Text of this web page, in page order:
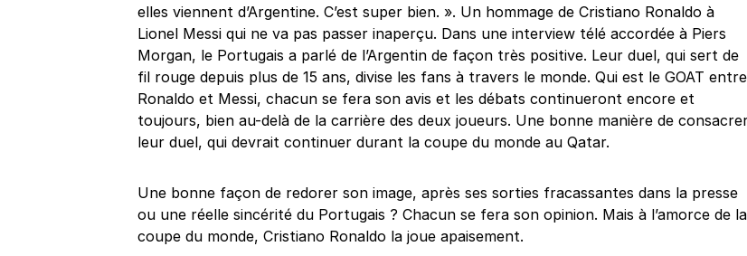
elles viennent d’Argentine. C’est super bien. ». Un hommage de Cristiano Ronaldo à
Lionel Messi qui ne va pas passer inaperçu. Dans une interview télé accordée à Piers
Morgan, le Portugais a parlé de l’Argentin de façon très positive. Leur duel, qui sert de
fil rouge depuis plus de 15 ans, divise les fans à travers le monde. Qui est le GOAT entre
Ronaldo et Messi, chacun se fera son avis et les débats continueront encore et
toujours, bien au-delà de la carrière des deux joueurs. Une bonne manière de
leur duel, qui devrait continuer durant la coupe du monde au Qatar.
Une bonne façon de redorer son image, après ses sorties fracassantes dans la presse
ou une réelle sincérité du Portugais ? Chacun se fera son opinion. Mais à l’amorce de la
coupe du monde, Cristiano Ronaldo la joue apaisement.